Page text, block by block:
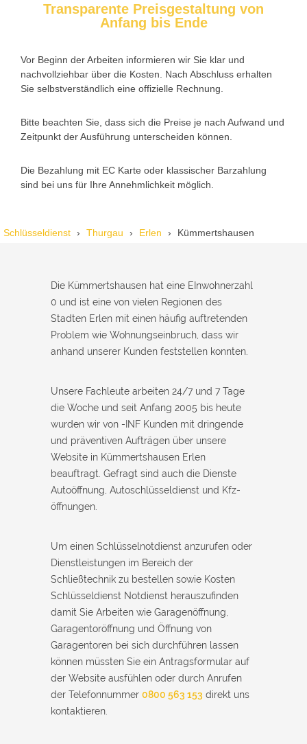
Daniel W. aus Uster
Zuverlässiger Service bei einem verlorenen Haustürschlüssel.
Die Tür wurde ohne Kratzer geöffnet, nur der Preis war leicht
N Nadine H. aus Aadorf
Wir standen mit den Kindern vor verschlossener Tür – der
Transparente Preisgestaltung von
Anfang bis Ende
Vor Beginn der Arbeiten informieren wir Sie klar und
nachvollziehbar über die Kosten. Nach Abschluss erhalten
Sie selbstverständlich eine offizielle Rechnung.
Bitte beachten Sie, dass sich die Preise je nach Aufwand und
Zeitpunkt der Ausführung unterscheiden können.
Die Bezahlung mit EC Karte oder klassischer Barzahlung
sind bei uns für Ihre Annehmlichkeit möglich.
Schlüsseldienst Thurgau Erlen Kümmertshausen
Die Kümmertshausen hat eine EInwohnerzahl
0 und ist eine von vielen Regionen des
Stadten Erlen mit einen häufig auftretenden
Problem wie Wohnungseinbruch, dass wir
anhand unserer Kunden feststellen konnten.
Unsere Fachleute arbeiten 24/7 und 7 Tage
die Woche und seit Anfang 2005 bis heute
wurden wir von -INF Kunden mit dringende
und präventiven Aufträgen über unsere
Website in Kümmertshausen Erlen
beauftragt. Gefragt sind auch die Dienste
Autoöffnung, Autoschlüsseldienst und Kfz-
öffnungen.
Um einen Schlüsselnotdienst anzurufen oder
Dienstleistungen im Bereich der
Schließtechnik zu bestellen sowie Kosten
Schlüsseldienst Notdienst herauszufinden
damit Sie Arbeiten wie Garagenöffnung,
Garagentoröffnung und Öffnung von
Garagentoren bei sich durchführen lassen
können müssten Sie ein Antragsformular auf
der Website ausfühlen oder durch Anrufen
der Telefonnummer 0800 563 153 direkt uns
kontaktieren.